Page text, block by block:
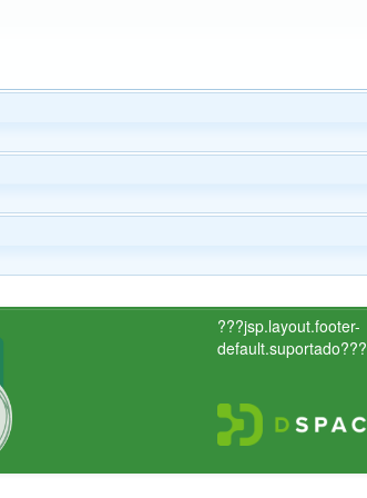
???jsp.layout.footer-
default.suportado???